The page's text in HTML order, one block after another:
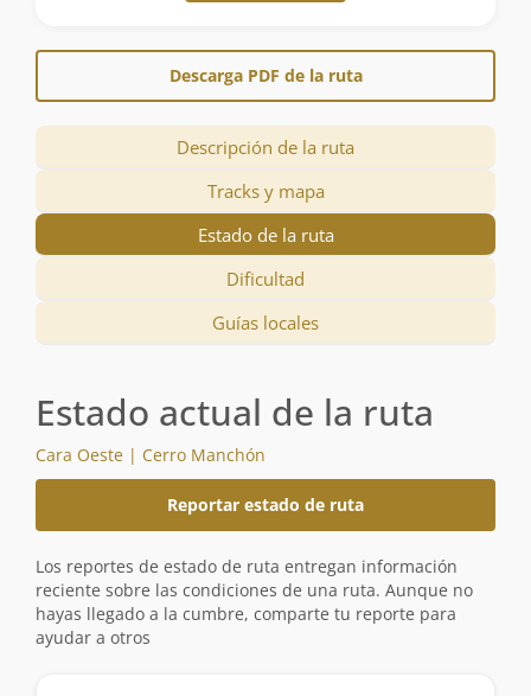
Descarga PDF de la ruta
Descripción de la ruta
Tracks y mapa
Estado de la ruta
Dificultad
Guías locales
Estado actual de la ruta
Cara Oeste | Cerro Manchón
Reportar estado de ruta
Los reportes de estado de ruta entregan información
reciente sobre las condiciones de una ruta. Aunque no
hayas llegado a la cumbre, comparte tu reporte para
ayudar a otros